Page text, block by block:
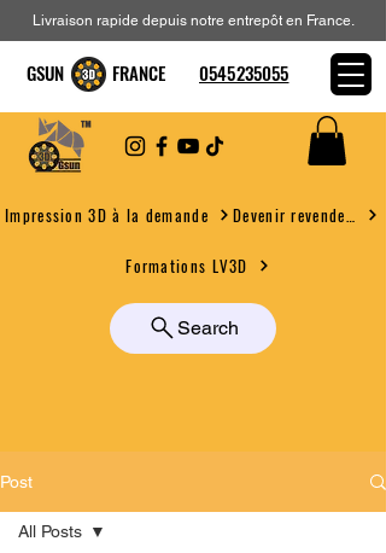
Impression 3D à la demande
Formations LV3D
Search
Livraison rapide depuis notre entrepôt en France.
GSUN FRANCE 0545235055
Post
All Posts